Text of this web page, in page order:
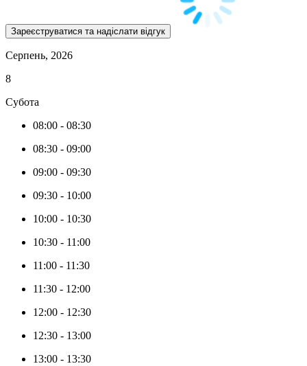
Серпень, 2026
8
Субота
08:00 - 08:30
08:30 - 09:00
09:00 - 09:30
09:30 - 10:00
10:00 - 10:30
10:30 - 11:00
11:00 - 11:30
11:30 - 12:00
12:00 - 12:30
12:30 - 13:00
13:00 - 13:30